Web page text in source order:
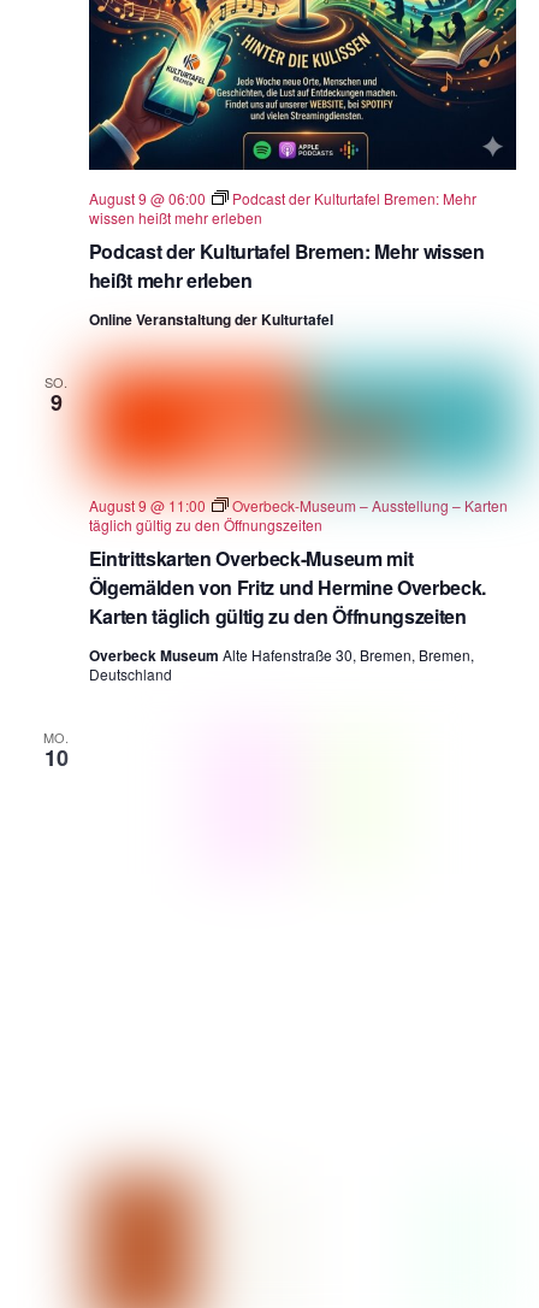
Podcast der Kulturtafel Bremen: Mehr wissen
heißt mehr erleben
August 9 @ 06:00
Podcast der Kulturtafel Bremen: Mehr
wissen heißt mehr erleben
Online Veranstaltung der Kulturtafel
SO.
9
Eintrittskarten Overbeck-Museum mit
Ölgemälden von Fritz und Hermine Overbeck.
Karten täglich gültig zu den Öffnungszeiten
August 9 @ 11:00
Overbeck-Museum – Ausstellung – Karten
täglich gültig zu den Öffnungszeiten
Overbeck Museum Alte Hafenstraße 30, Bremen, Bremen,
Deutschland
MO.
10